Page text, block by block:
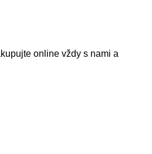
online vždy s nami a